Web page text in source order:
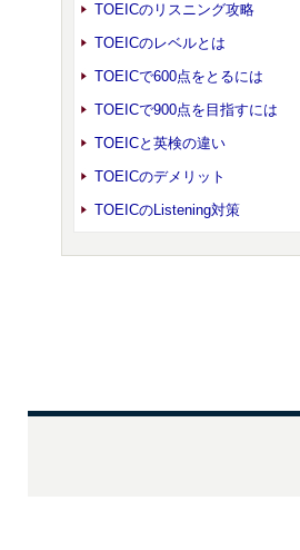
TOEICのリスニング攻略
TOEICのレベルとは
TOEICで600点をとるには
TOEICで900点を目指すには
TOEICと英検の違い
TOEICのデメリット
TOEICのListening対策